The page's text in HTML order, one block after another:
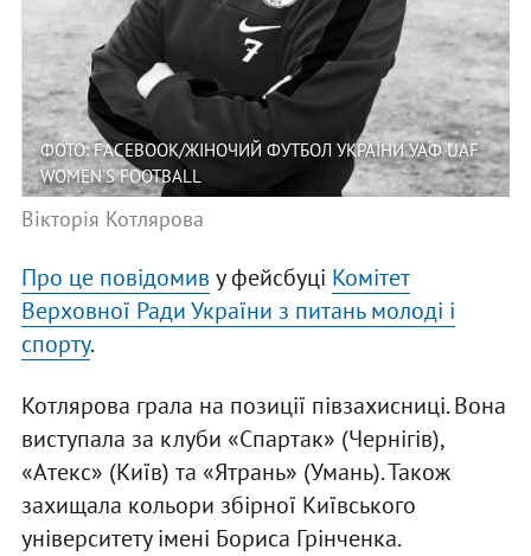
ФОТО: FACEBOOK/ЖІНОЧИЙ ФУТБОЛ УКРАЇНИ УАФ UAF
WOMEN'S FOOTBALL
Вікторія Котлярова
Про це повідомив у фейсбуці Комітет
Верховної Ради України з питань молоді і
спорту.
Котлярова грала на позиції півзахисниці. Вона
виступала за клуби «Спартак» (Чернігів),
«Атекс» (Київ) та «Ятрань» (Умань). Також
захищала кольори збірної Київського
університету імені Бориса Грінченка.